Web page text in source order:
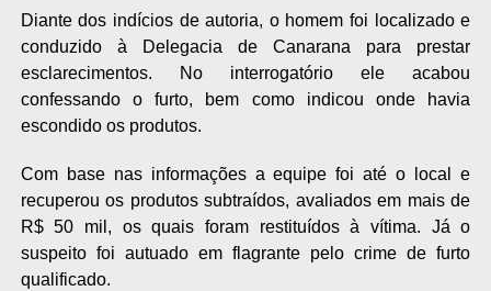
Diante dos indícios de autoria, o homem foi localizado e
conduzido à Delegacia de Canarana para prestar
esclarecimentos. No interrogatório ele acabou
confessando o furto, bem como indicou onde havia
escondido os produtos.
Com base nas informações a equipe foi até o local e
recuperou os produtos subtraídos, avaliados em mais de
R$ 50 mil, os quais foram restituídos à vítima. Já o
suspeito foi autuado em flagrante pelo crime de furto
qualificado.